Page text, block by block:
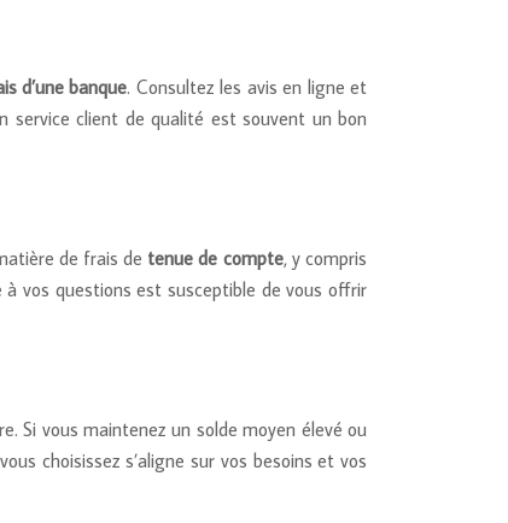
d’une banque. Consultez les avis en ligne et
service client de qualité est souvent un bon
de frais de tenue de compte, y compris
vos questions est susceptible de vous offrir
Si vous maintenez un solde moyen élevé ou
choisissez s’aligne sur vos besoins et vos